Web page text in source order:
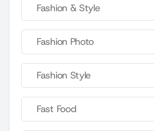
Fashion & Style
Fashion Photo
Fashion Style
Fast Food